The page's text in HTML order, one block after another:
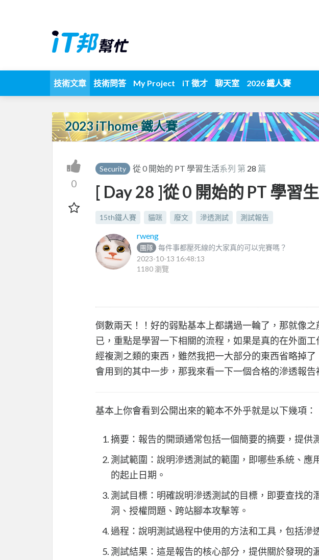
技術文章 技術問答 My Project iT 徵才 聊天室 2026 鐵人賽
2023 iThome 鐵人賽
0
Security 從 0 開始的 PT 學習生活系列 第 28 篇
[ Day 28 ]從 0 開始的 PT 學習
15th鐵人賽 貓咪 廢文 滲透測試 測試報告
rweng
團隊
每件事都壓死線的大家真的可以完賽嗎？
2023-10-13 16:48:13
1180 瀏覽
倒數兩天！！好的弱點基本上都講過一輪了，那就像
已，重點是學習一下相關的流程，如果是真的在外面
經複測之類的東西，雖然我把一大部分的東西省略掉
會用到的其中一步，那我來看一下一個合格的滲透報
基本上你會看到公開出來的範本不外乎就是以下幾項：
摘要：報告的開頭通常包括一個簡要的摘要，提供
測試範圍：說明滲透測試的範圍，即哪些系統、應
的起止日期。
測試目標：明確說明滲透測試的目標，即要查找的
洞、授權問題、跨站腳本攻擊等。
過程：說明測試過程中使用的方法和工具，包括滲
測試結果：這是報告的核心部分，提供關於發現的